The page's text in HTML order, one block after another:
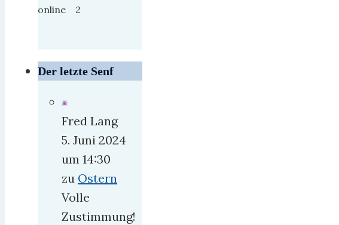
online 2
Der letzte Senf
Fred Lang
5. Juni 2024
um 14:30
zu Ostern
Volle
Zustimmung!